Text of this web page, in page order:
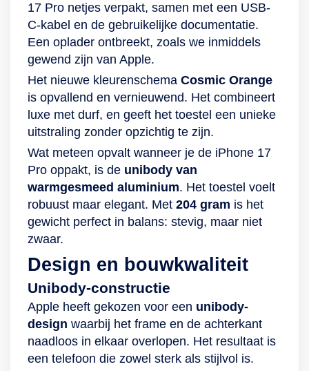
Vanzelfsprekend
biedt de Apple
iPhone 13 Pro
ondersteuning voor
5G waarmee je ook
onderweg zonder
vertraging door blijft
streamen en
facetimen.
Bijzondere
aandacht verdient
het vernieuwde
camerasysteem van
dat bij nacht of
scherpere beelden
oplevert, en met de
(ultra)groothoek- en
telelens uitgebreide
opties biedt om jouw
17 Pro netjes verpakt, samen met een USB-
C-kabel en de gebruikelijke documentatie.
Een oplader ontbreekt, zoals we inmiddels
gewend zijn van Apple.
Het nieuwe kleurenschema Cosmic Orange
is opvallend en vernieuwend. Het combineert
luxe met durf, en geeft het toestel een unieke
uitstraling zonder opzichtig te zijn.
Wat meteen opvalt wanneer je de iPhone 17
Pro oppakt, is de unibody van
warmgesmeed aluminium. Het toestel voelt
robuust maar elegant. Met 204 gram is het
gewicht perfect in balans: stevig, maar niet
zwaar.
Design en bouwkwaliteit
Unibody-constructie
Apple heeft gekozen voor een unibody-
design waarbij het frame en de achterkant
naadloos in elkaar overlopen. Het resultaat is
een telefoon die zowel sterk als stijlvol is.